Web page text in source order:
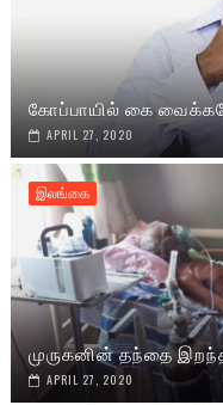
கோப்பாயில் கை
APRIL 27, 2020
இலங்கை
முருகனின் தந்தை
APRIL 27, 2020